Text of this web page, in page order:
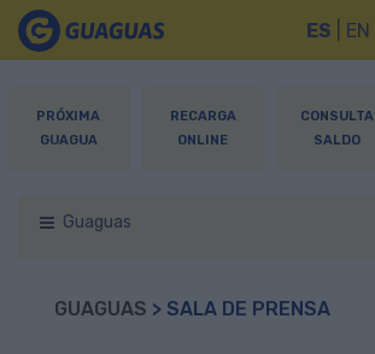
ES EN
PRÓXIMA
GUAGUA
RECARGA
ONLINE
CONSULTA
SALDO
Guaguas
GUAGUAS > SALA DE PRENSA